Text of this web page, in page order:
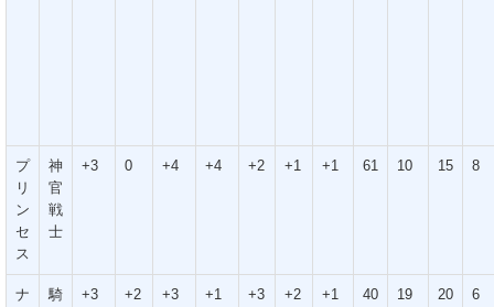
プ
リ
ン
セ
ス
神
官
戦
士
+3 0 +4 +4 +2 +1 +1 61 10 15 8
ナ
騎
+3 +2 +3 +1 +3 +2 +1 40 19 20 6